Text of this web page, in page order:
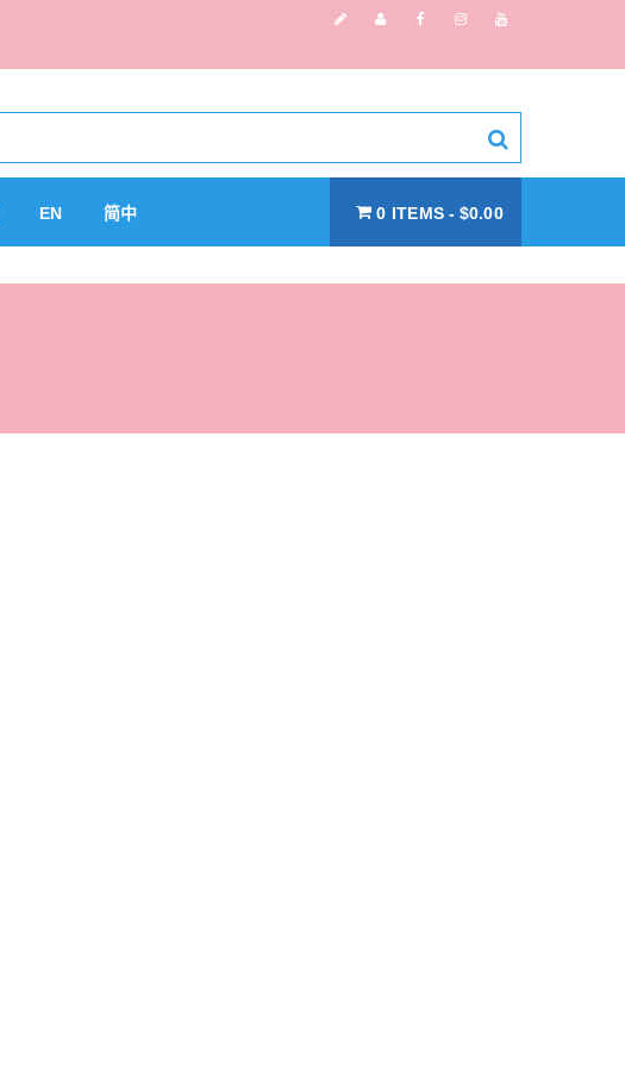
EN 简中 0 ITEMS $0.00